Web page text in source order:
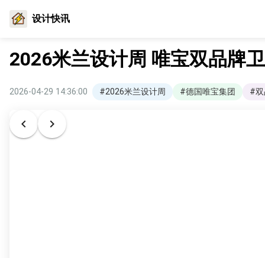
设计快讯
2026米兰设计周 唯宝双品牌
2026-04-29 14:36:00 #2026米兰设计周 #德国唯宝集团 #双